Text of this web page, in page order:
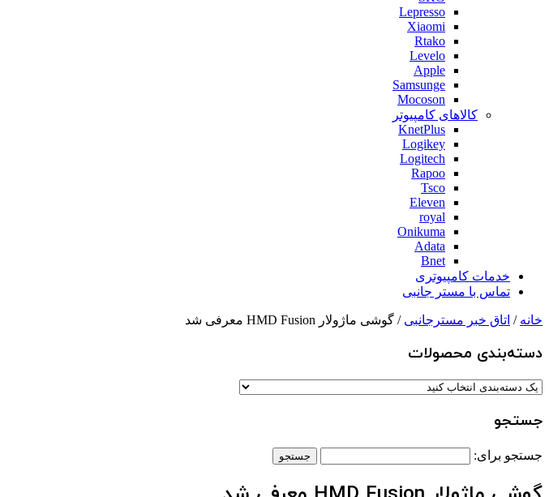
Lepresso
Xiaomi
Rtako
Levelo
Apple
Samsunge
Mocoson
کالاهای کامپیوتر
KnetPlus
Logikey
Logitech
Rapoo
Tsco
Eleven
royal
Onikuma
Adata
Bnet
خدمات کامپیوتری
تماس با مستر جانبی
خانه / اتاق خبر مسترجانبی / گوشی ماژولار HMD Fusion معرفی شد
دسته‌بندی‌ محصولات
جستجو
جستجو برای: